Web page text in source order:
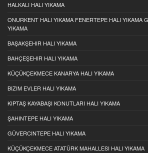
HALKALI HALI YIKAMA
ONURKENT HALI YIKAMA FENERTEPE HALI YIKAMA
YIKAMA
BAŞAKŞEHIR HALI YIKAMA
BAHÇEŞEHIR HALI YIKAMA
KÜÇÜKÇEKMECE KANARYA HALI YIKAMA
BIZIM EVLER HALI YIKAMA
KIPTAŞ KAYABAŞI KONUTLARI HALI YIKAMA
ŞAHINTEPE HALI YIKAMA
GÜVERCINTEPE HALI YIKAMA
KÜÇÜKÇEKMECE ATATÜRK MAHALLESI HALI YIKAMA